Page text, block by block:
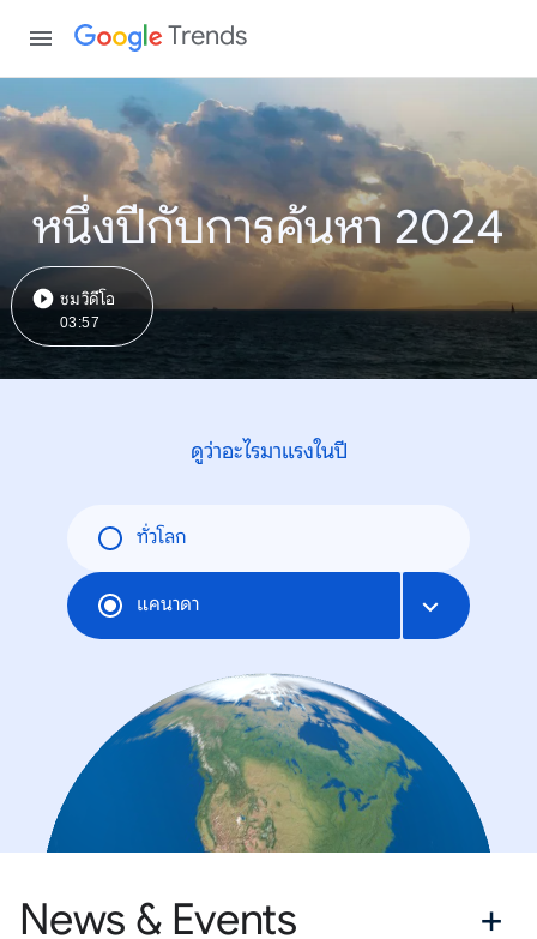
Trends
หนึ่งปีกับการค้นหา 2024
ชมวิดีโอ
03:57
ดูว่าอะไรมาแรงในปี
ทั่วโลก
แคนาดา
News & Events